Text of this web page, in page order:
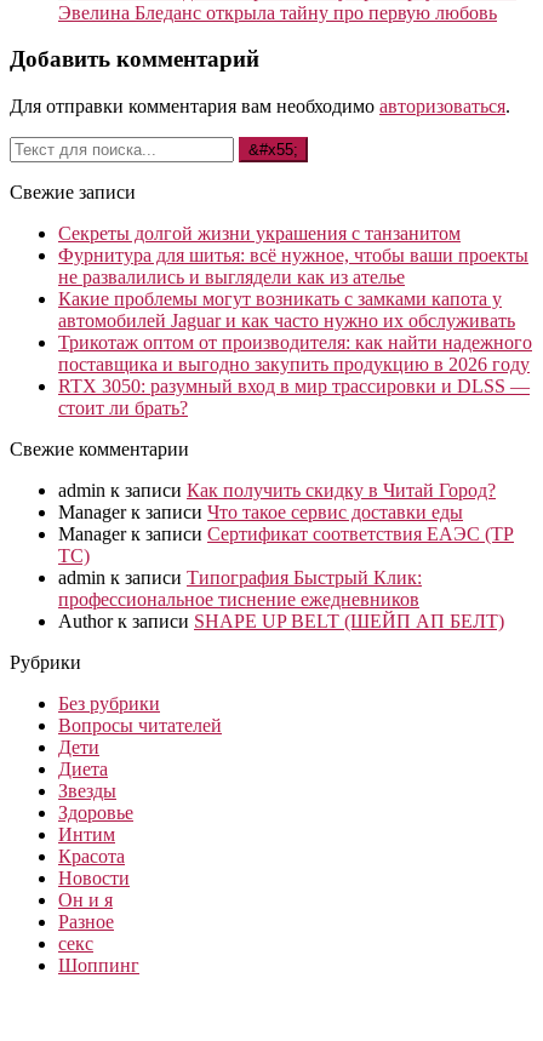
Эвелина Бледанс открыла тайну про первую любовь
Добавить комментарий
Для отправки комментария вам необходимо авторизоваться.
Свежие записи
Секреты долгой жизни украшения с танзанитом
Фурнитура для шитья: всё нужное, чтобы ваши проекты
не развалились и выглядели как из ателье
Какие проблемы могут возникать с замками капота у
автомобилей Jaguar и как часто нужно их обслуживать
Трикотаж оптом от производителя: как найти надежного
поставщика и выгодно закупить продукцию в 2026 году
RTX 3050: разумный вход в мир трассировки и DLSS —
стоит ли брать?
Свежие комментарии
admin к записи Как получить скидку в Читай Город?
Managerк записи Что такое сервис доставки еды
Managerк записи Сертификат соответствия ЕАЭС (ТР
ТС)
admin к записи Типография Быстрый Клик:
профессиональное тиснение ежедневников
Authorк записи SHAPE UP BELT (ШЕЙП АП БЕЛТ)
Рубрики
Без рубрики
Вопросы читателей
Дети
Диета
Звезды
Здоровье
Интим
Красота
Новости
Он и я
Разное
секс
Шоппинг